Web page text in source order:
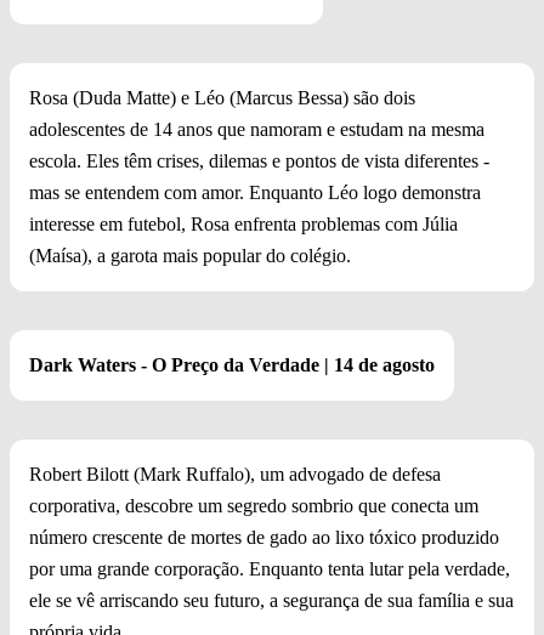
Rosa (Duda Matte) e Léo (Marcus Bessa) são dois
adolescentes de 14 anos que namoram e estudam na mesma
escola. Eles têm crises, dilemas e pontos de vista diferentes -
mas se entendem com amor. Enquanto Léo logo demonstra
interesse em futebol, Rosa enfrenta problemas com Júlia
(Maísa), a garota mais popular do colégio.
Dark Waters - O Preço da Verdade | 14 de agosto
Robert Bilott (Mark Ruffalo), um advogado de defesa
corporativa, descobre um segredo sombrio que conecta um
número crescente de mortes de gado ao lixo tóxico produzido
por uma grande corporação. Enquanto tenta lutar pela verdade,
ele se vê arriscando seu futuro, a segurança de sua família e sua